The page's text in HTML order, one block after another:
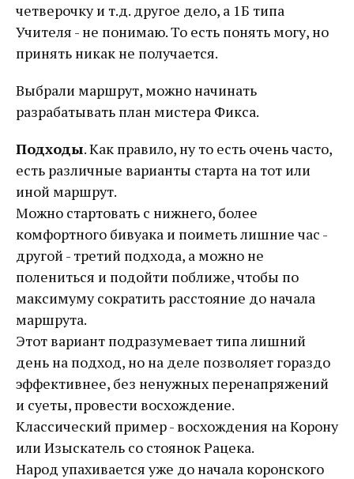
четверочку и т.д. другое дело, а 1Б типа
Учителя - не понимаю. То есть понять могу, но
принять никак не получается.
Выбрали маршрут, можно начинать
разрабатывать план мистера Фикса.
Подходы. Как правило, ну то есть очень часто,
есть различные варианты старта на тот или
иной маршрут.
Можно стартовать с нижнего, более
комфортного бивуака и поиметь лишние час -
другой - третий подхода, а можно не
полениться и подойти поближе, чтобы по
максимуму сократить расстояние до начала
маршрута.
Этот вариант подразумевает типа лишний
день на подход, но на деле позволяет гораздо
эффективнее, без ненужных перенапряжений
и суеты, провести восхождение.
Классический пример - восхождения на Корону
или Изыскатель со стоянок Рацека.
Народ упахивается уже до начала коронского